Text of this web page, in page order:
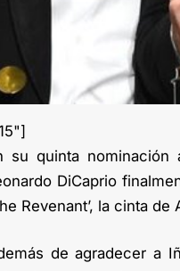
su quinta
DiCaprio
Revenant’, la cinta
de agradecer a